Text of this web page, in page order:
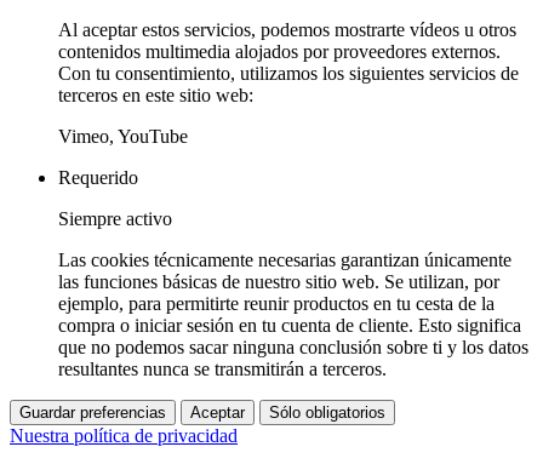
Al aceptar estos servicios, podemos mostrarte vídeos u otros
contenidos multimedia alojados por proveedores externos.
Con tu consentimiento, utilizamos los siguientes servicios de
terceros en este sitio web:
Vimeo, YouTube
Requerido
Siempre activo
Las cookies técnicamente necesarias garantizan únicamente
las funciones básicas de nuestro sitio web. Se utilizan, por
ejemplo, para permitirte reunir productos en tu cesta de la
compra o iniciar sesión en tu cuenta de cliente. Esto significa
que no podemos sacar ninguna conclusión sobre ti y los datos
resultantes nunca se transmitirán a terceros.
Guardar preferencias Aceptar Sólo obligatorios
Nuestra política de privacidad